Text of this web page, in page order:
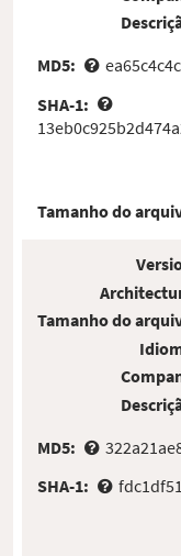
MD5:
SHA-1:
Tamanho do
Tamanho do
MD5:
SHA-1: